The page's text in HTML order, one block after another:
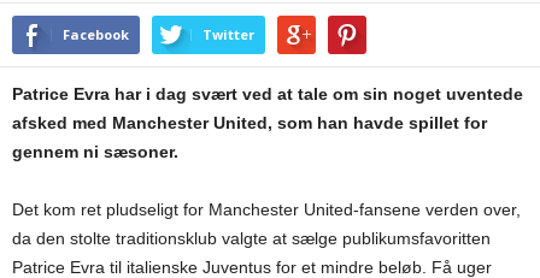
Facebook Twitter
Patrice Evra har i dag svært ved at tale om sin noget uventede
afsked med Manchester United, som han havde spillet for
gennem ni sæsoner.
Det kom ret pludseligt for Manchester United-fansene verden over,
da den stolte traditionsklub valgte at sælge publikumsfavoritten
Patrice Evra til italienske Juventus for et mindre beløb. Få uger